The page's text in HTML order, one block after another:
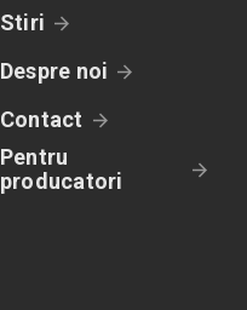
Stiri
Despre noi
Contact
Pentru
producatori